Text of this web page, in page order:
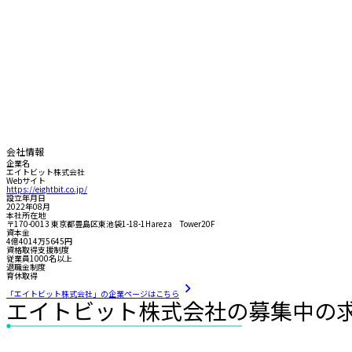
会社情報
企業名
エイトビット株式会社
Webサイト
https://eightbit.co.jp/
設立年月日
2022年08月
本社所在地
〒170-0013 東京都豊島区東池袋1-18-1Hareza Tower20F
資本金
4億4014万5645円
資格取得支援制度
従業員1000名以上
退職金制度
育休取得
「エイトビット株式会社」の企業ページはこちら
エイトビット株式会社の募集中の